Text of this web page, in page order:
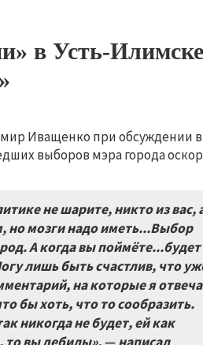
в Усть-Илимске
Иващенко при обсуждении в
выборов мэра города
не шарите, никто из вас,
но мозги надо иметь...Выбор
А когда вы
лишь быть счастлив, что
на которые я
бы хоть, что то сообразить.
никогда не будет, ей как